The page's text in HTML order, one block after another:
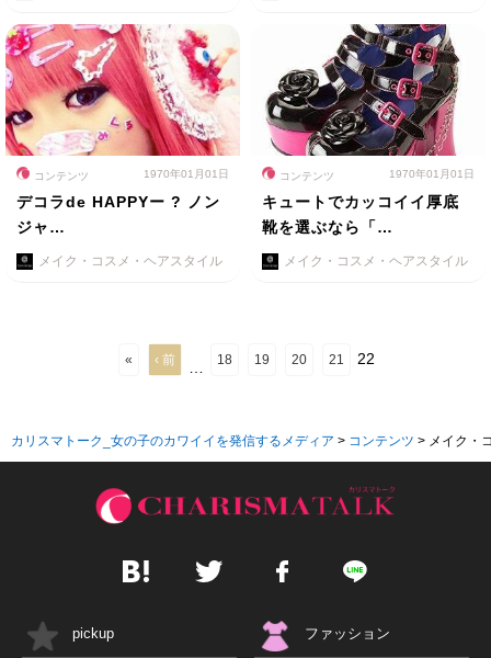
コンテンツ 1970年01月01日
デコラde HAPPYー ? ノン
ジャ…
メイク・コスメ・ヘアスタイル
コンテンツ 1970年01月01日
キュートでカッコイイ厚底
靴を選ぶなら「…
メイク・コスメ・ヘアスタイル
« ‹ 前 18 19 20 21 22
カリスマトーク_女の子のカワイイを発信するメディア > コンテンツ > メイク・
pickup ファッション